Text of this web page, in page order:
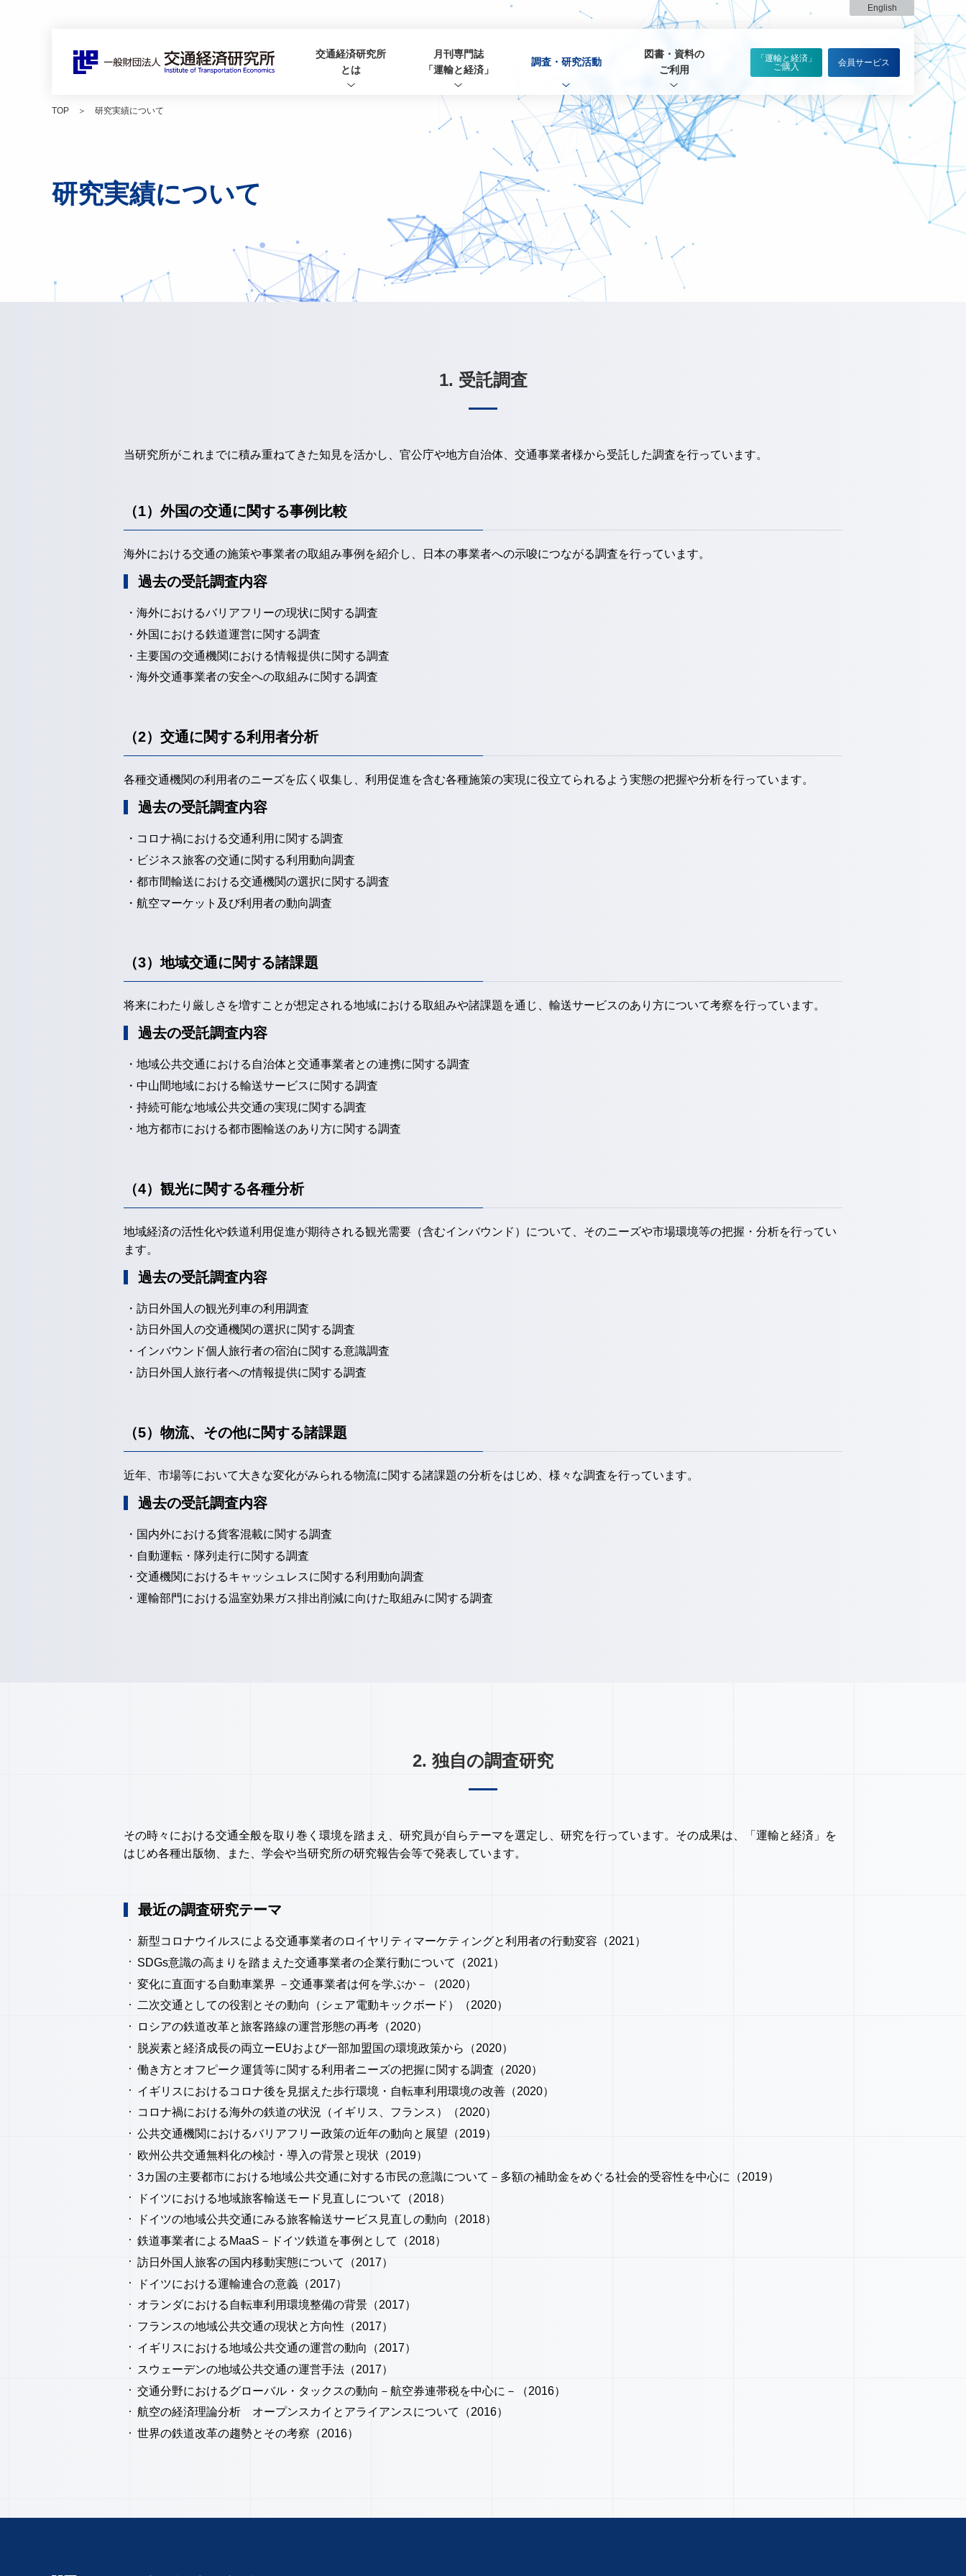
交通経済研究所
とは
月刊専門誌
「運輸と経済」
調査・研究活動
図書・資料の
ご利用
「運輸と経済」
ご購入
会員サービス
English
TOP 研究実績について
研究実績について
1. 受託調査
当研究所がこれまでに積み重ねてきた知見を活かし、官公庁や地方自治体、交通事業者様から受託した調査を行っています。
（1）外国の交通に関する事例比較
海外における交通の施策や事業者の取組み事例を紹介し、日本の事業者への示唆につながる調査を行っています。
過去の受託調査内容
・海外におけるバリアフリーの現状に関する調査
・外国における鉄道運営に関する調査
・主要国の交通機関における情報提供に関する調査
・海外交通事業者の安全への取組みに関する調査
（2）交通に関する利用者分析
各種交通機関の利用者のニーズを広く収集し、利用促進を含む各種施策の実現に役立てられるよう実態の把握や分析を行っています。
過去の受託調査内容
・コロナ禍における交通利用に関する調査
・ビジネス旅客の交通に関する利用動向調査
・都市間輸送における交通機関の選択に関する調査
・航空マーケット及び利用者の動向調査
（3）地域交通に関する諸課題
将来にわたり厳しさを増すことが想定される地域における取組みや諸課題を通じ、輸送サービスのあり方について考察を行っています。
過去の受託調査内容
・地域公共交通における自治体と交通事業者との連携に関する調査
・中山間地域における輸送サービスに関する調査
・持続可能な地域公共交通の実現に関する調査
・地方都市における都市圏輸送のあり方に関する調査
（4）観光に関する各種分析
地域経済の活性化や鉄道利用促進が期待される観光需要（含むインバウンド）について、そのニーズや市場環境等の把握・分析を行ってい
ます。
過去の受託調査内容
・訪日外国人の観光列車の利用調査
・訪日外国人の交通機関の選択に関する調査
・インバウンド個人旅行者の宿泊に関する意識調査
・訪日外国人旅行者への情報提供に関する調査
（5）物流、その他に関する諸課題
近年、市場等において大きな変化がみられる物流に関する諸課題の分析をはじめ、様々な調査を行っています。
過去の受託調査内容
・国内外における貨客混載に関する調査
・自動運転・隊列走行に関する調査
・交通機関におけるキャッシュレスに関する利用動向調査
・運輸部門における温室効果ガス排出削減に向けた取組みに関する調査
2. 独自の調査研究
その時々における交通全般を取り巻く環境を踏まえ、研究員が自らテーマを選定し、研究を行っています。その成果は、「運輸と経済」を
はじめ各種出版物、また、学会や当研究所の研究報告会等で発表しています。
最近の調査研究テーマ
新型コロナウイルスによる交通事業者のロイヤリティマーケティングと利用者の行動変容（2021）
SDGs意識の高まりを踏まえた交通事業者の企業行動について（2021）
変化に直面する自動車業界 －交通事業者は何を学ぶか－（2020）
二次交通としての役割とその動向（シェア電動キックボード）（2020）
ロシアの鉄道改革と旅客路線の運営形態の再考（2020）
脱炭素と経済成長の両立ーEUおよび一部加盟国の環境政策から（2020）
働き方とオフピーク運賃等に関する利用者ニーズの把握に関する調査（2020）
イギリスにおけるコロナ後を見据えた歩行環境・自転車利用環境の改善（2020）
コロナ禍における海外の鉄道の状況（イギリス、フランス）（2020）
公共交通機関におけるバリアフリー政策の近年の動向と展望（2019）
欧州公共交通無料化の検討・導入の背景と現状（2019）
3カ国の主要都市における地域公共交通に対する市民の意識について－多額の補助金をめぐる社会的受容性を中心に（2019）
ドイツにおける地域旅客輸送モード見直しについて（2018）
ドイツの地域公共交通にみる旅客輸送サービス見直しの動向（2018）
鉄道事業者によるMaaS－ドイツ鉄道を事例として（2018）
訪日外国人旅客の国内移動実態について（2017）
ドイツにおける運輸連合の意義（2017）
オランダにおける自転車利用環境整備の背景（2017）
フランスの地域公共交通の現状と方向性（2017）
イギリスにおける地域公共交通の運営の動向（2017）
スウェーデンの地域公共交通の運営手法（2017）
交通分野におけるグローバル・タックスの動向－航空券連帯税を中心に－（2016）
航空の経済理論分析 オープンスカイとアライアンスについて（2016）
世界の鉄道改革の趨勢とその考察（2016）